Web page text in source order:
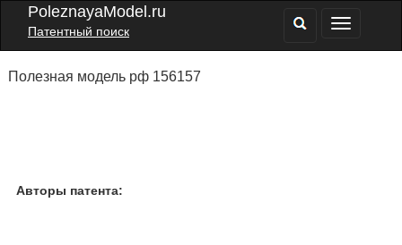
PoleznayaModel.ru
Патентный поиск
Полезная модель рф 156157
Авторы патента: